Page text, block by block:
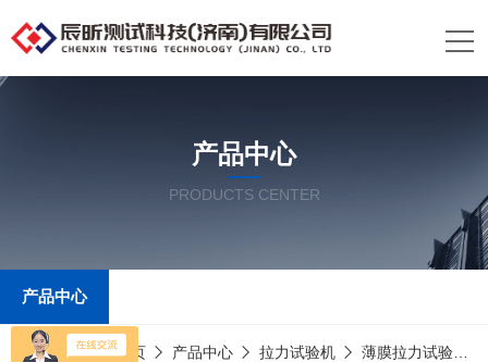
产品中心
PRODUCTS CENTER
产品中心
当前位置：首页 产品中心 拉力试验机 薄膜拉力试验机